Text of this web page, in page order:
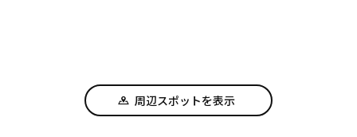
周辺スポットを表示